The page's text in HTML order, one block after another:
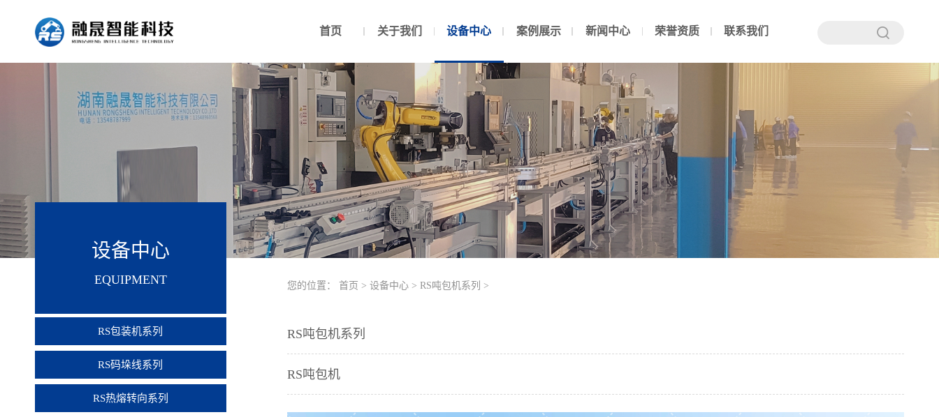
首页 关于我们 设备中心 案例展示 新闻中心 荣誉资质 联系我们
设备中心
EQUIPMENT
RS包装机系列
RS码垛线系列
RS热熔转向系列
您的位置： 首页 > 设备中心> RS吨包机系列 >
RS吨包机系列
RS吨包机